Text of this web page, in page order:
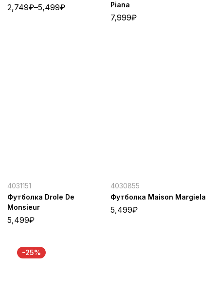
2,749₽–5,499₽
Piana
7,999₽
4031151
Футболка Drole De
Monsieur
5,499₽
4030855
Футболка Maison Margiela
5,499₽
-25%